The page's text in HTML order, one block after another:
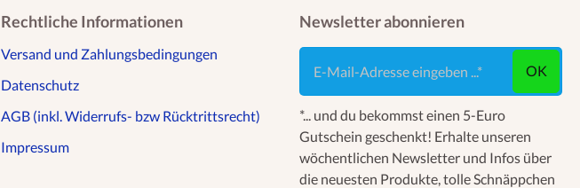
Rechtliche Informationen
Versand und Zahlungsbedingungen
Datenschutz
AGB (inkl. Widerrufs- bzw Rücktrittsrecht)
Impressum
Newsletter abonnieren
E-Mail-Adresse eingeben ...
OK
*... und du bekommst einen 5-Euro
Gutschein geschenkt! Erhalte unseren
wöchentlichen Newsletter und Infos über
die neuesten Produkte, tolle Schnäppchen